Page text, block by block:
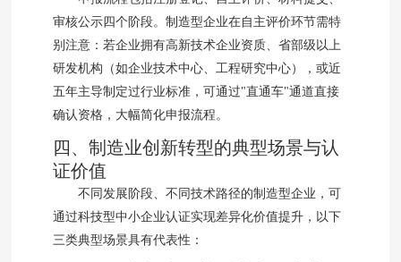
审核公示四个阶段。制造型企业在自主评价环节需特
别注意：若企业拥有高新技术企业资质、省部级以上
研发机构（如企业技术中心、工程研究中心），或近
五年主导制定过行业标准，可通过"直通车"通道直接
确认资格，大幅简化申报流程。
四、制造业创新转型的典型场景与认
证价值
不同发展阶段、不同技术路径的制造型企业，可
通过科技型中小企业认证实现差异化价值提升，以下
三类典型场景具有代表性：